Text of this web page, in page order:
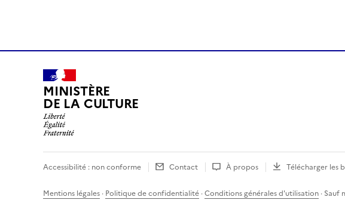
MINISTÈRE
DE LA CULTURE
Accessibilité : non conforme Contact À propos Télécharger les
Mentions légales · Politique de confidentialité ·Conditions générales d'utilisation ·